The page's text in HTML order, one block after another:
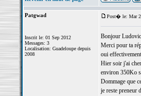
Patgwad
Inscrit le: 01 Sep 2012
Messages: 3
Localisation: Guadeloupe depuis
2008
Post� le: Mar
Bonjour
Merci pour ta
oui
Hier soir j'ai
environ 350Ko
Dommage que
je reste preneur